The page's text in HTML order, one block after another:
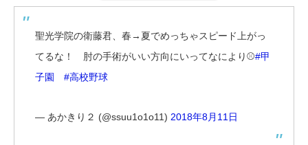
聖光学院の衛藤君、春→夏でめっちゃスピード上がっ
てるな！ 肘の手術がいい方向にいってなにより⚾#甲
子園
#高校野球
— あかきり２ (@ssuu1o1o11) 2018年8月11日